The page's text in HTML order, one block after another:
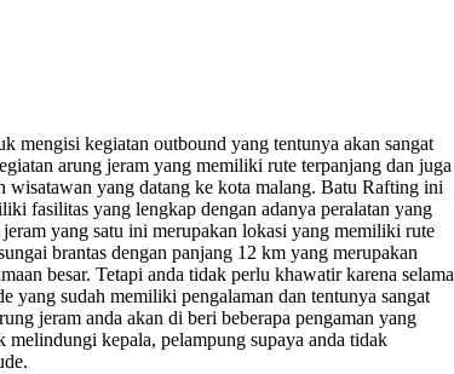
mengisi kegiatan outbound yang tentunya akan sangat
arung jeram yang memiliki rute terpanjang dan juga
wisatawan yang datang ke kota malang. Batu Rafting ini
fasilitas yang lengkap dengan adanya peralatan yang
yang satu ini merupakan lokasi yang memiliki rute
brantas dengan panjang 12 km yang merupakan
besar. Tetapi anda tidak perlu khawatir karena selama
yang sudah memiliki pengalaman dan tentunya sangat
jeram anda akan di beri beberapa pengaman yang
kepala, pelampung supaya anda tidak